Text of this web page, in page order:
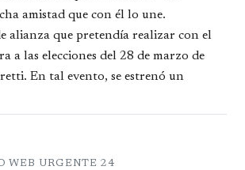
amistad que con él lo une.
alianza que pretendía realizar con el
a las elecciones del 28 de marzo de
En tal evento, se estrenó un
WEB URGENTE 24